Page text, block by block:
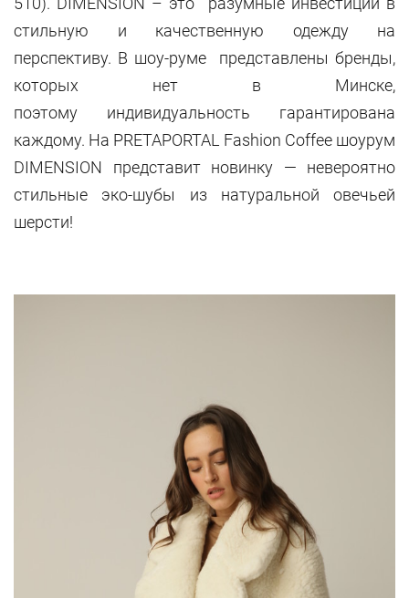
стильную и качественную одежду на
перспективу. В шоу-руме представлены бренды,
которых нет в Минске,
поэтому индивидуальность гарантирована
каждому. На PRETAPORTAL Fashion Coffee шоурум
DIMENSION представит новинку — невероятно
стильные эко-шубы из натуральной овечьей
шерсти!